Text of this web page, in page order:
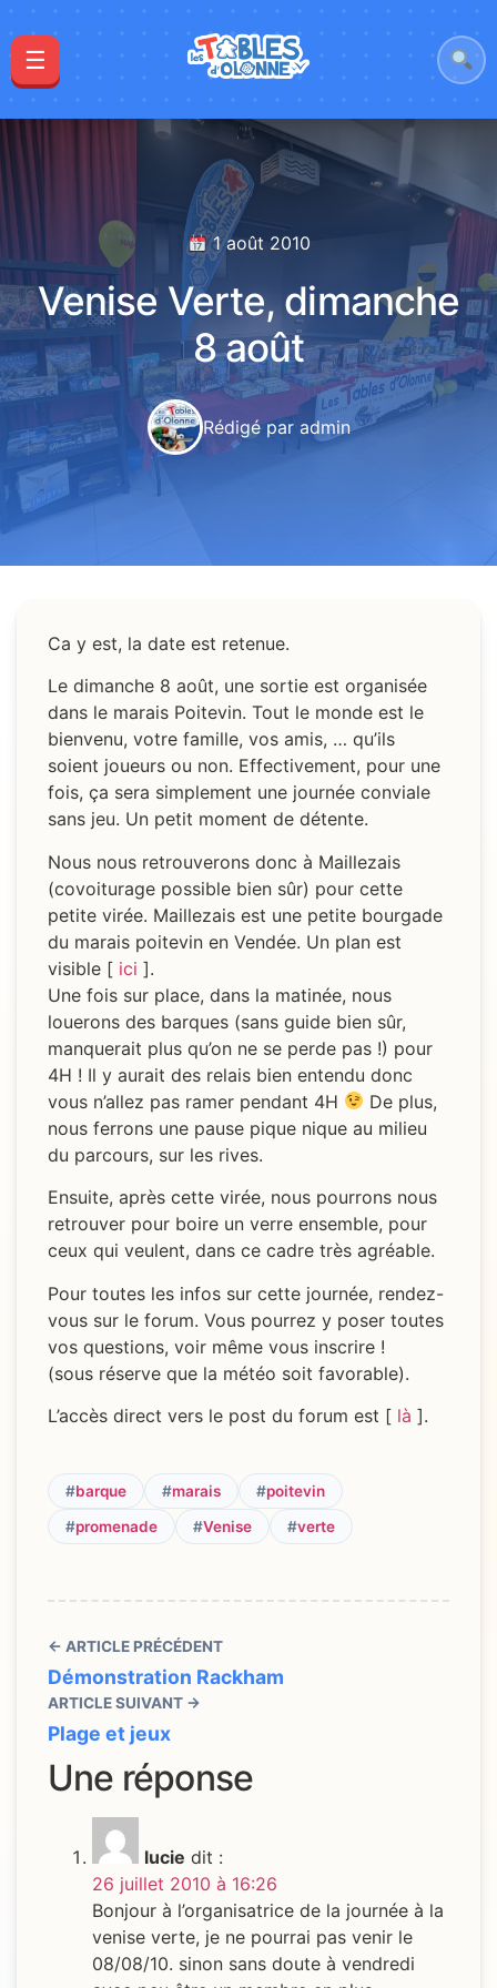
☰
1 août 2010
Venise Verte, dimanche
8 août
Rédigé par admin
Ca y est, la date est retenue.
Le dimanche 8 août, une sortie est organisée
dans le marais Poitevin. Tout le monde est le
bienvenu, votre famille, vos amis, … qu’ils
soient joueurs ou non. Effectivement, pour une
fois, ça sera simplement une journée conviale
sans jeu. Un petit moment de détente.
Nous nous retrouverons donc à Maillezais
(covoiturage possible bien sûr) pour cette
petite virée. Maillezais est une petite bourgade
du marais poitevin en Vendée. Un plan est
visible [ ici ].
Une fois sur place, dans la matinée, nous
louerons des barques (sans guide bien sûr,
manquerait plus qu’on ne se perde pas !) pour
4H ! Il y aurait des relais bien entendu donc
vous n’allez pas ramer pendant 4H
De plus,
nous ferrons une pause pique nique au milieu
du parcours, sur les rives.
Ensuite, après cette virée, nous pourrons nous
retrouver pour boire un verre ensemble, pour
ceux qui veulent, dans ce cadre très agréable.
Pour toutes les infos sur cette journée, rendez-
vous sur le forum. Vous pourrez y poser toutes
vos questions, voir même vous inscrire !
(sous réserve que la météo soit favorable).
L’accès direct vers le post du forum est [ là ].
#barque #marais #poitevin
#promenade #Venise #verte
← ARTICLE PRÉCÉDENT
Démonstration Rackham
ARTICLE SUIVANT →
Plage et jeux
Une réponse
lucie dit :
26 juillet 2010 à 16:26
Bonjour à l’organisatrice de la journée à la
venise verte, je ne pourrai pas venir le
08/08/10. sinon sans doute à vendredi